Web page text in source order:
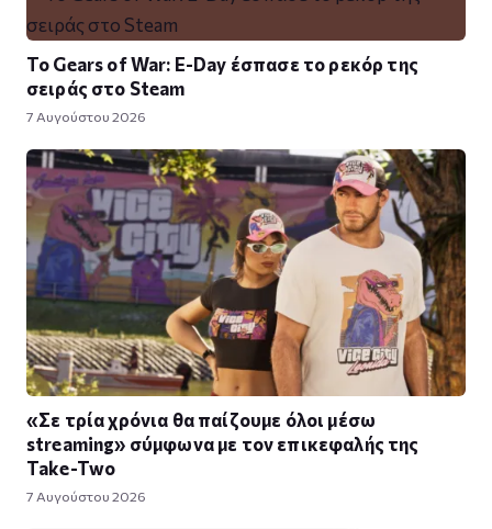
Το Gears of War: E-Day έσπασε το ρεκόρ της
σειράς στο Steam
7 Αυγούστου 2026
«Σε τρία χρόνια θα παίζουμε όλοι μέσω
streaming» σύμφωνα με τον επικεφαλής της
Take-Two
7 Αυγούστου 2026